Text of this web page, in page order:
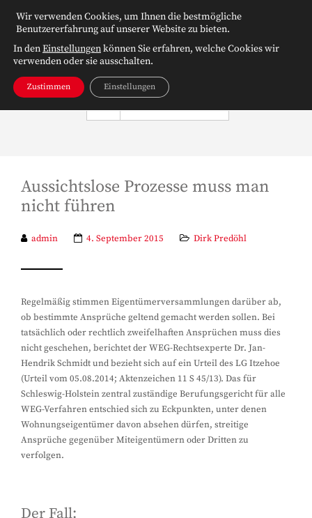
Aussichtslose Prozesse muss man
nicht führen
admin 4. September 2015 Dirk Predöhl
Regelmäßig stimmen Eigentümerversammlungen darüber ab,
ob bestimmte Ansprüche geltend gemacht werden sollen. Bei
tatsächlich oder rechtlich zweifelhaften Ansprüchen muss dies
nicht geschehen, berichtet der WEG-Rechtsexperte Dr. Jan-
Hendrik Schmidt und bezieht sich auf ein Urteil des LG Itzehoe
(Urteil vom 05.08.2014; Aktenzeichen 11 S 45/13). Das für
Schleswig-Holstein zentral zuständige Berufungsgericht für alle
WEG-Verfahren entschied sich zu Eckpunkten, unter denen
Wohnungseigentümer davon absehen dürfen, streitige
Ansprüche gegenüber Miteigentümern oder Dritten zu
verfolgen.
Der Fall:
Wir verwenden Cookies, um Ihnen die bestmögliche
Benutzererfahrung auf unserer Website zu bieten.
In denEinstellungenkönnen Sie erfahren, welche Cookies wir
verwenden oder sie ausschalten.
Zustimmen Einstellungen